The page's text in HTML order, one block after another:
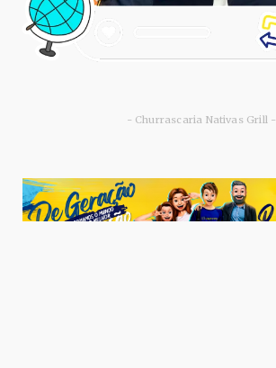
- Churrascaria Nativas Grill -